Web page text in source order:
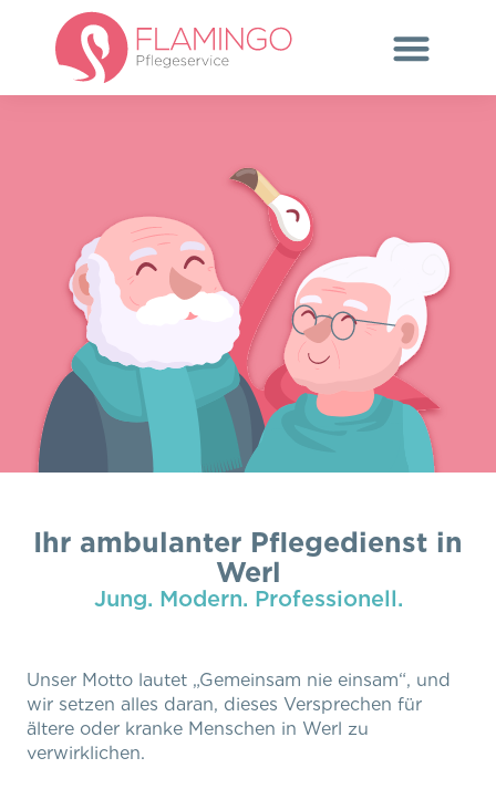
Ihr ambulanter Pflegedienst in
Werl
Jung. Modern. Professionell.
Unser Motto lautet „Gemeinsam nie einsam“, und
wir setzen alles daran, dieses Versprechen für
ältere oder kranke Menschen in Werl zu
verwirklichen.